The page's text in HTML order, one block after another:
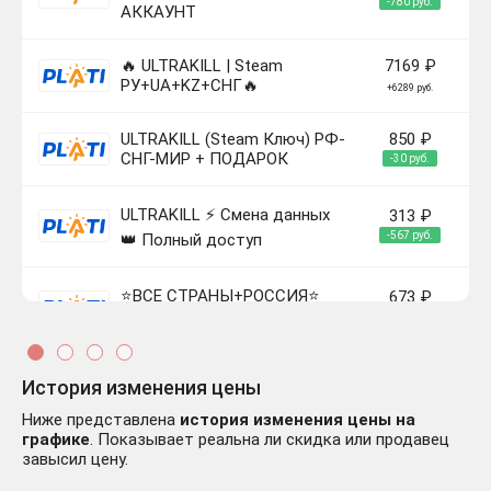
АККАУНТ
🔥 ULTRAKILL | Steam
РУ+UA+KZ+СНГ🔥
7169 ₽
+6289 руб.
ULTRAKILL (Steam Ключ) РФ-
СНГ-МИР + ПОДАРОК
850 ₽
-30 руб.
ULTRAKILL ⚡ Смена данных
👑 Полный доступ
313 ₽
-567 руб.
⭐️ВСЕ СТРАНЫ+РОССИЯ⭐️
673 ₽
История изменения цены
Ниже представлена история изменения цены на
графике. Показывает реальна ли скидка или продавец
завысил цену.